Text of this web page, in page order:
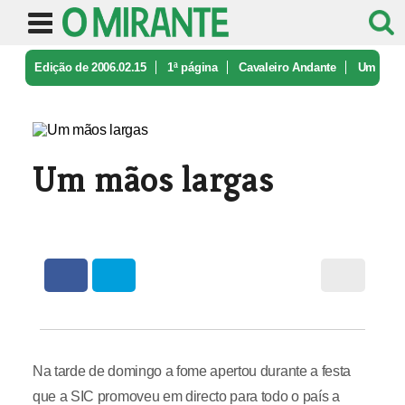
Edição de 2006.02.15 1ª página Cavaleiro Andante Um
Um mãos largas
Na tarde de domingo a fome apertou durante a festa
que a SIC promoveu em directo para todo o país a